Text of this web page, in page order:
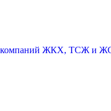
компаний ЖКХ, ТСЖ и